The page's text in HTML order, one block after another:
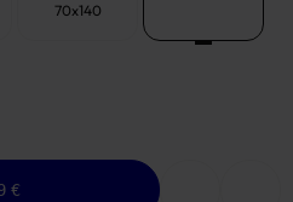
70x140
€